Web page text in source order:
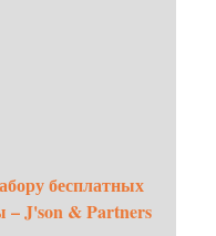
бесплатных
– J'son & Partners